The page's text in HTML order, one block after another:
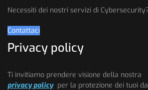
Necessiti dei nostri servizi di
Contattaci
Privacy policy
Ti invitiamo prendere visione della nostra
privacy policyper la protezione dei tuoi